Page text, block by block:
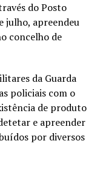
do Posto
julho, apreendeu
concelho de
da Guarda
policiais com o
de produto
e apreender
por diversos